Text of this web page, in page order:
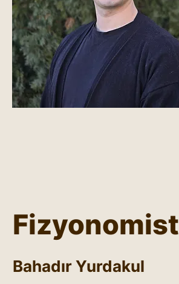
Fizyonomist
Bahadır Yurdakul